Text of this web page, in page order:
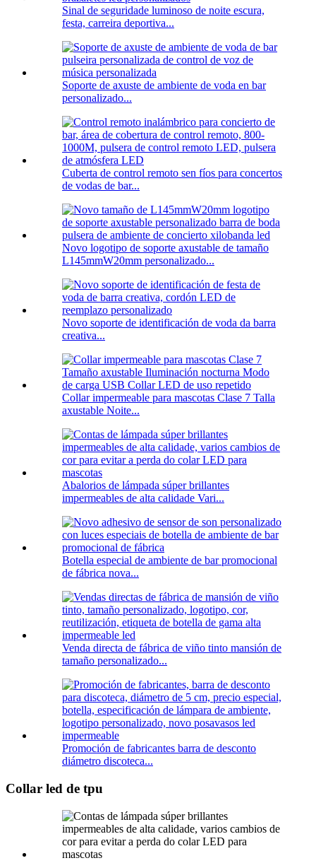
Sinal de seguridade luminoso de noite escura,
festa, carreira deportiva...
Soporte de axuste de ambiente de voda en bar
personalizado...
Cuberta de control remoto sen fíos para concertos
de vodas de bar...
Novo logotipo de soporte axustable de tamaño
L145mmW20mm personalizado...
Novo soporte de identificación de voda da barra
creativa...
Collar impermeable para mascotas Clase 7 Talla
axustable Noite...
Abalorios de lámpada súper brillantes
impermeables de alta calidade Vari...
Botella especial de ambiente de bar promocional
de fábrica nova...
Venda directa de fábrica de viño tinto mansión de
tamaño personalizado...
Promoción de fabricantes barra de desconto
diámetro discoteca...
Collar led de tpu